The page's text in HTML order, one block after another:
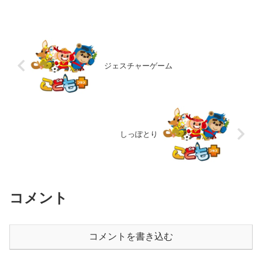
ジェスチャーゲーム
しっぽとり
コメント
コメントを書き込む